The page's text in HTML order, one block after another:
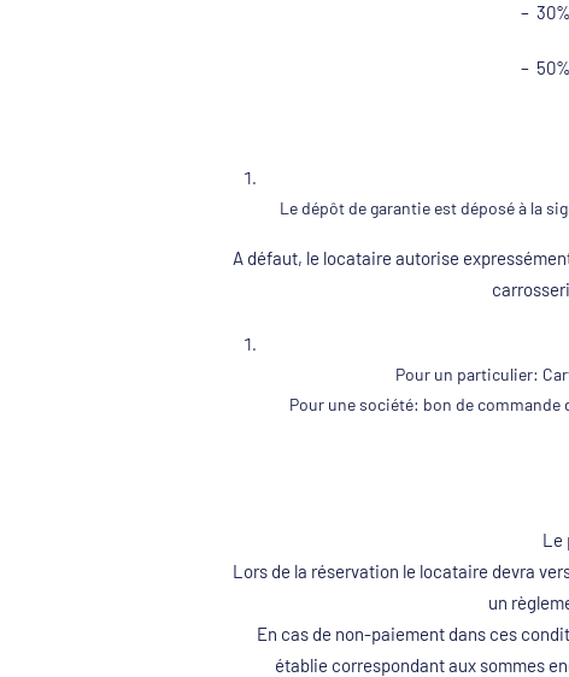
–
–
Le dépôt de garantie est déposé à la
A défaut, le locataire autorise
Pour un particulier:
Pour une société: bon de
Le
Lors de la réservation le locataire devra
un
En cas de non-paiement dans ces
établie correspondant aux sommes